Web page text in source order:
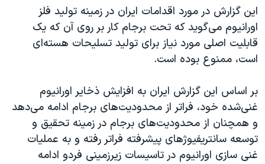
این گزارش در مورد اقدامات ایران در زمینه تولید فلز
اورانیوم می‌گوید که تحت برجام کار بر روی آن که یک
قابلیت اصلی مورد نیاز برای تولید تسلیحات هسته‌ای
است، ممنوع بوده است.
بر اساس این گزارش ایران به افزایش ذخایر اورانیوم
غنی‌شده خود، فراتر از محدودیت‌های برجام ادامه می‌دهد
و همچنان از محدودیت‌های برجام در زمینه تحقیق و
توسعه سانتریفیوژهای پیشرفته فراتر رفته و به عملیات
غنی سازی اورانیوم در تاسیسات زیرزمینی فردو ادامه